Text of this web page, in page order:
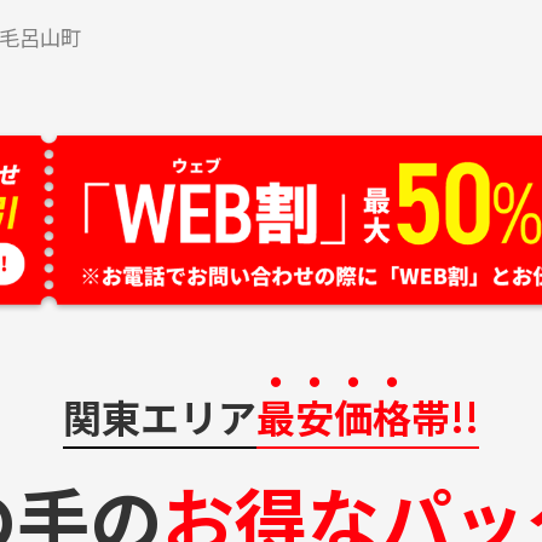
毛呂山町
関東エリア最安価格帯!!
のお得なパ